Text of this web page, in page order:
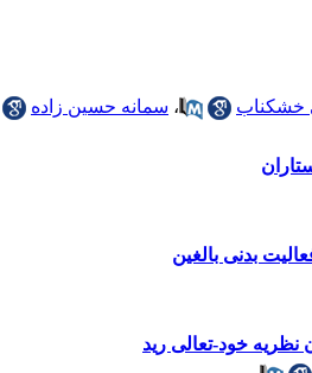
خشکناب ، سمانه حسین زاده
بدنی بالغین
نظریه خود-تعالی رید